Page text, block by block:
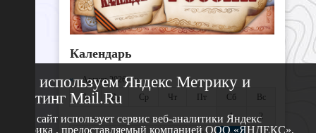
Календарь
«Август 2026 »
Пн
Вт Ср Чт Пт Сб
Вс
1
2
Мы используем Яндекс Метрику и
Рейтинг Mail.Ru
Этот сайт использует сервис веб-аналитики Яндекс
Метрика , предоставляемый компанией ООО «ЯНДЕКС»,